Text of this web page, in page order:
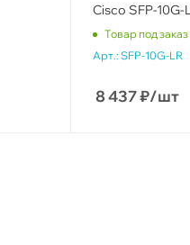
Cisco SFP-10G-
Товар под заказ
Арт.: SFP-10G-LR
8 437₽/шт